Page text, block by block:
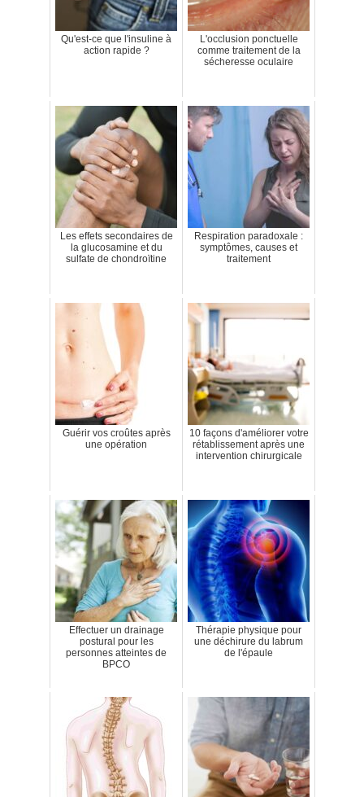
Qu'est-ce que l'insuline à
action rapide ?
L'occlusion ponctuelle
comme traitement de la
sécheresse oculaire
Les effets secondaires de
la glucosamine et du
sulfate de chondroïtine
Respiration paradoxale :
symptômes, causes et
traitement
Guérir vos croûtes après
une opération
10 façons d'améliorer votre
rétablissement après une
intervention chirurgicale
Effectuer un drainage
postural pour les
personnes atteintes de
BPCO
Thérapie physique pour
une déchirure du labrum
de l'épaule